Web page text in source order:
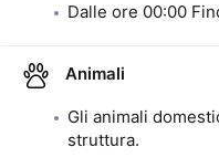
Dalle ore 00:00
Animali
Gli animali
struttura.